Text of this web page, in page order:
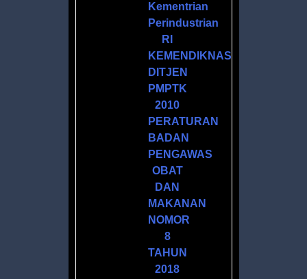
Kementrian
Perindustrian
RI
KEMENDIKNAS
DITJEN
PMPTK
2010
PERATURAN
BADAN
PENGAWAS
OBAT
DAN
MAKANAN
NOMOR
8
TAHUN
2018